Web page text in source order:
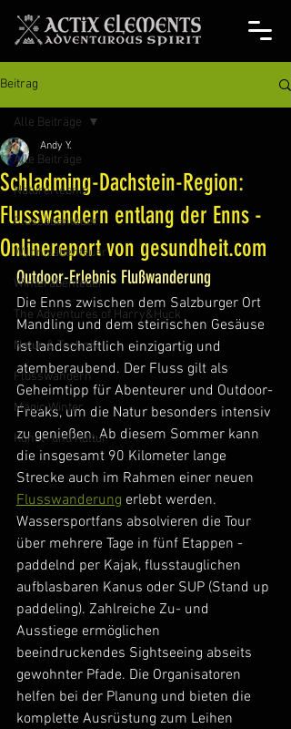
Beitrag
Alle Beiträge
Naturerlebnis
Flussabenteuer
Wildnisabenteuer
Winterabenteuer
The Adventures of Harry&Huck
Natur & Technik
Flusswandern
Magic Winter
Kunst- und Kultur
Alle Beiträge
Schladming-Dachstein-Region:
Flusswandern entlang der Enns -
Onlinereport von gesundheit.com
Andy Y.
Outdoor-Erlebnis Flußwanderung
Die Enns zwischen dem Salzburger Ort
Mandling und dem steirischen Gesäuse
ist landschaftlich einzigartig und
atemberaubend. Der Fluss gilt als
Geheimtipp für Abenteurer und Outdoor-
Freaks, um die Natur besonders intensiv
zu genießen. Ab diesem Sommer kann
die insgesamt 90 Kilometer lange
Strecke auch im Rahmen einer neuen
Flusswanderung erlebt werden.
Wassersportfans absolvieren die Tour
über mehrere Tage in fünf Etappen -
paddelnd per Kajak, flusstauglichen
aufblasbaren Kanus oder SUP (Stand up
paddeling). Zahlreiche Zu- und
Ausstiege ermöglichen
beeindruckendes Sightseeing abseits
gewohnter Pfade. Die Organisatoren
helfen bei der Planung und bieten die
komplette Ausrüstung zum Leihen